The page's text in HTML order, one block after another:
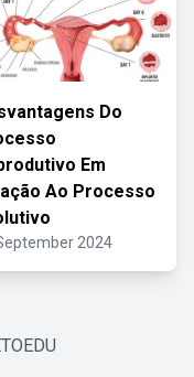
Do
Em
Ao Processo
2024